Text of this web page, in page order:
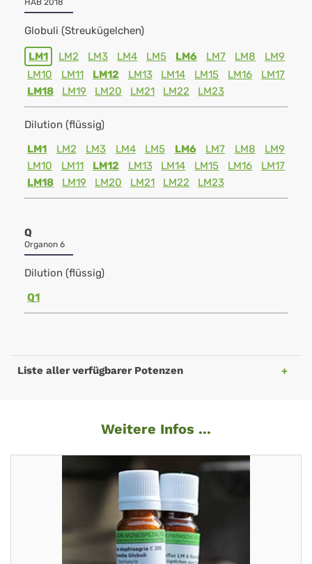
HAB 2018
Globuli (Streukügelchen)
LM1 LM2 LM3 LM4 LM5 LM6 LM7 LM8
LM9
LM10
LM11 LM12 LM13 LM14 LM15 LM16
LM17
LM18
LM19 LM20 LM21 LM22 LM23
Dilution (flüssig)
LM1
LM2 LM3 LM4 LM5 LM6 LM7 LM8
LM9
LM10
LM11 LM12 LM13 LM14 LM15 LM16
LM17
LM18
LM19 LM20 LM21 LM22 LM23
Q
Organon 6
Dilution (flüssig)
Q1
Liste aller verfügbarer Potenzen
Weitere Infos ...